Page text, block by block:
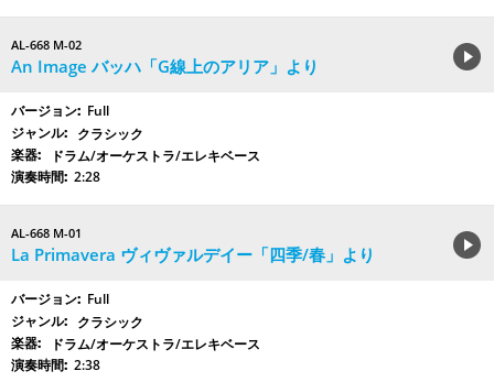
AL-668 M-02
An Image バッハ「G線上のアリア」より
Full
クラシック
ドラム/オーケストラ/エレキベース
2:28
AL-668 M-01
La Primavera ヴィヴァルデイー「四季/春」より
Full
クラシック
ドラム/オーケストラ/エレキベース
2:38